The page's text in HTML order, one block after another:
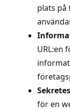
plats på
URL:en
för en